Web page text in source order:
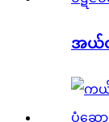
အယ်လီ